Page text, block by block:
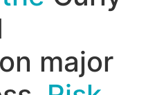
major